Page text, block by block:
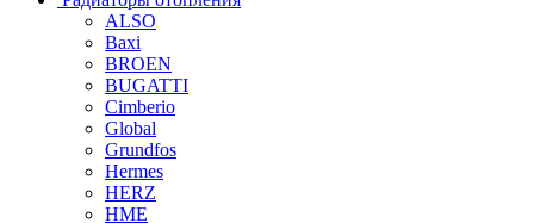
ALSO
Baxi
BROEN
BUGATTI
Cimberio
Global
Grundfos
Hermes
HERZ
HME